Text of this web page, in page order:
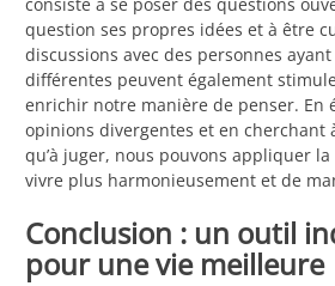
consiste à se poser des questions
question ses propres idées et à être
discussions avec des personnes
différentes peuvent également
enrichir notre manière de penser. En
opinions divergentes et en cherchant
qu’à juger, nous pouvons appliquer
vivre plus harmonieusement et de
Conclusion : un outil
pour une vie meilleure